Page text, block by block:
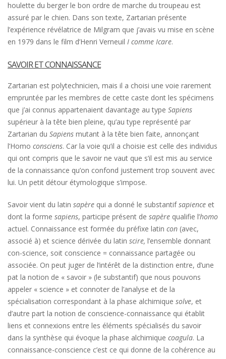
houlette du berger le bon ordre de marche du troupeau est
assuré par le chien. Dans son texte, Zartarian présente
l’expérience révélatrice de Milgram que j’avais vu mise en scène
en 1979 dans le film d’Henri Verneuil I comme Icare.
SAVOIR ET CONNAISSANCE
Zartarian est polytechnicien, mais il a choisi une voie rarement
empruntée par les membres de cette caste dont les spécimens
que j’ai connus appartenaient davantage au type Sapiens
supérieur à la tête bien pleine, qu’au type représenté par
Zartarian du Sapiens mutant à la tête bien faite, annonçant
l’Homo consciens. Car la voie qu’il a choisie est celle des individus
qui ont compris que le savoir ne vaut que s’il est mis au service
de la connaissance qu’on confond justement trop souvent avec
lui. Un petit détour étymologique s’impose.
Savoir vient du latin sapère qui a donné le substantifsapience et
dont la forme sapiens, participe présent de sapère qualifie l’homo
actuel. Connaissance est formée du préfixe latin con (avec,
associé à) et science dérivée du latin scire, l’ensemble donnant
con-science, soit conscience = connaissance partagée ou
associée. On peut juger de l’intérêt de la distinction entre, d’une
pat la notion de « savoir » (le substantif) que nous pouvons
appeler « science » et connoter de l’analyse et de la
spécialisation correspondant à la phase alchimique solve, et
d’autre part la notion de conscience-connaissance qui établit
liens et connexions entre les éléments spécialisés du savoir
dans la synthèse qui évoque la phase alchimique coagula. La
connaissance-conscience c’est ce qui donne de la cohérence au